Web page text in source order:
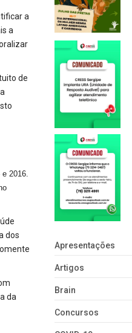
a
a
de
2016.
dos
da
Apresentações
Artigos
Brain
Concursos